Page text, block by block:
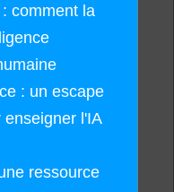
comment la
: un escape
l'IA
ressource